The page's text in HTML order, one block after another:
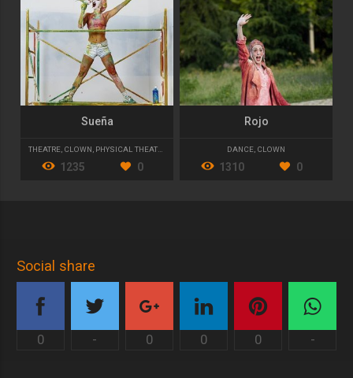
Sueña
THEATRE CLOWN PHYSICAL THEATRE
1235 0
Rojo
DANCE CLOWN
1310 0
Social share
0 - 0 0 0 -